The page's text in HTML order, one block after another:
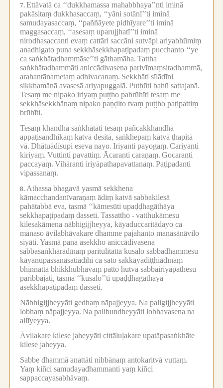
7. Ettāvatā ca ‘‘dukkhamassa mahabbhaya’’nti iminā
pakāsitaṃ dukkhasaccaṃ, ‘‘yāni sotānī’’ti iminā
samudayasaccaṃ, ‘‘paññāyete pidhīyare’’ti iminā
maggasaccaṃ, ‘‘asesaṃ uparujjhatī’’ti iminā
nirodhasaccanti evaṃ cattāri saccāni sutvāpi ariyabhūmiṃ
anadhigato puna sekkhāsekkhapaṭipadaṃ pucchanto ‘‘ye
ca saṅkhātadhammāse’’ti gāthamāha. Tattha
saṅkhātadhammāti aniccādivasena parivīmaṃsitadhammā,
arahantānametaṃ adhivacanaṃ. Sekkhāti sīlādīni
sikkhamānā avasesā ariyapuggalā. Puthūti bahū sattajanā.
Tesaṃ me nipako iriyaṃ puṭṭho pabrūhīti tesaṃ me
sekkhāsekkhānaṃ nipako paṇḍito tvaṃ puṭṭho paṭipattiṃ
brūhīti.
Tesaṃ khandhā saṅkhātāti tesaṃ pañcakkhandhā
appaṭisandhikaṃ katvā desitā, saṅkhepaṃ katvā ṭhapitā
vā. Dhātuādīsupi eseva nayo. Iriyanti payogaṃ. Cariyanti
kiriyaṃ. Vuttinti pavattiṃ. Ācaranti caraṇaṃ. Gocaranti
paccayaṃ. Vihāranti iriyāpathapavattanaṃ. Paṭipadanti
vipassanaṃ.
8. Athassa bhagavā yasmā sekkhena
kāmacchandanīvaraṇaṃ ādiṃ katvā sabbakilesā
pahātabbā eva, tasmā ‘‘kāmesūti upaḍḍhagāthāya
sekkhapaṭipadaṃ dasseti. Tassattho -vatthukāmesu
kilesakāmena nābhigijjheyya, kāyaduccaritādayo ca
manaso āvilabhāvakare dhamme pajahanto manasānāvilo
siyāti. Yasmā pana asekkho aniccādivasena
sabbasaṅkhārādīnaṃ paritulitattā kusalo sabbadhammesu
kāyānupassanāsatiādīhi ca sato sakkāyadiṭṭhiādīnaṃ
bhinnattā bhikkhubhāvaṃ patto hutvā sabbairiyāpathesu
paribbajati, tasmā ‘‘kusalo’’ti upaḍḍhagāthāya
asekkhapaṭipadaṃ dasseti.
Nābhigijjheyyāti gedhaṃ nāpajjeyya. Na paligijjheyyāti
lobhaṃ nāpajjeyya. Na palibundheyyāti lobhavasena na
allīyeyya.
Āvilakare kilese jaheyyāti cittāluḷakare upatāpasaṅkhāte
kilese jaheyya.
Sabbe dhammā anattāti nibbānaṃ antokaritvā vuttaṃ.
Yaṃ kiñci samudayadhammanti yaṃ kiñci
sappaccayasabhāvaṃ.